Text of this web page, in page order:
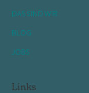
DAS SIND WIR
BLOG
JOBS
Links